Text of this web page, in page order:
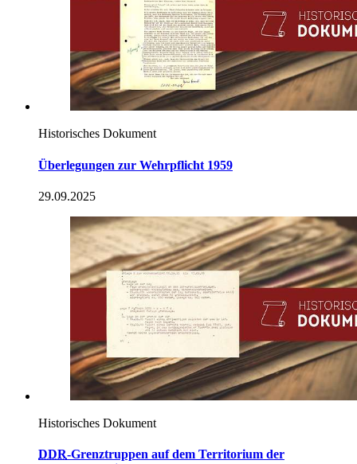
Historisches Dokument
Überlegungen zur Wehrpflicht 1959
29.09.2025
Historisches Dokument
DDR-Grenztruppen auf dem Territorium der